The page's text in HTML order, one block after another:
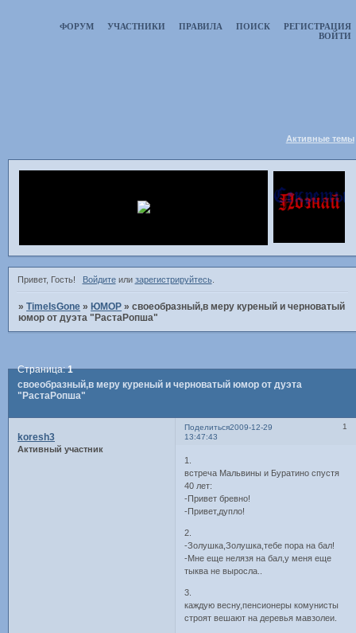
ФОРУМ УЧАСТНИКИ ПРАВИЛА ПОИСК
РЕГИСТРАЦИЯ
ВОЙТИ
Активные темы
Привет, Гость! Войдитеили зарегистрируйтесь.
»TimeIsGone »ЮМОР »своеобразный,в меру куреный и черноватый
юмор от дуэта "РастаРопша"
своеобразный,в меру куреный и черноватый юмор от дуэта
"РастаРопша"
Страница:1
Поделиться 1
2009-12-29
13:47:43
koresh3
Активный участник
1.
встреча Мальвины и Буратино спустя
40 лет:
-Привет бревно!
-Привет,дупло!
2.
-Золушка,Золушка,тебе пора на бал!
-Мне еще нелязя на бал,у меня еще
тыква не выросла..
3.
каждую весну,пенсионеры комунисты
строят вешают на деревья мавзолеи.